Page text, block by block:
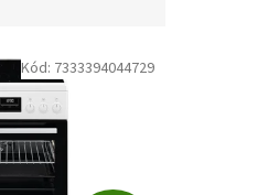
Kód: 7333394044729